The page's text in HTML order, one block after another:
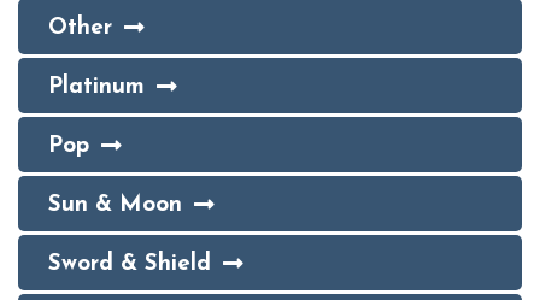
Other
Platinum
Pop
Sun & Moon
Sword & Shield